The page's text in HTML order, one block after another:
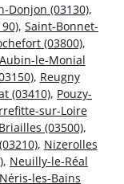
Donjon (03130),
, Saint-Bonnet-
(03800),
le-Monial
, Reugny
(03410), Pouzy-
sur-Loire
(03500),
, Nizerolles
, Neuilly-le-Réal
Néris-les-Bains